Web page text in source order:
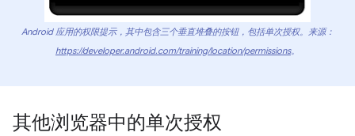
Android 应用的权限提示，其中包含三个垂直堆叠的按钮，包括单次授权。来源：
https://developer.android.com/training/location/permissions。
其他浏览器中的单次授权